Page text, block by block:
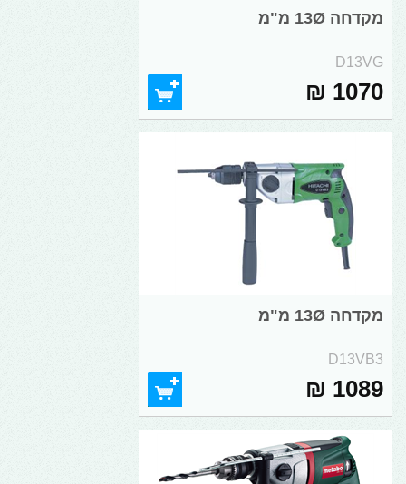
מקדחה 13Ø מ"מ
D13VG
1070 ₪
מקדחה 13Ø מ"מ
D13VB3
1089 ₪